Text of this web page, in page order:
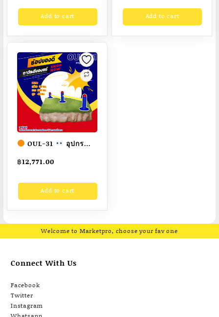
ออกกำลังกายกลางแจ้ง
ขนาด
Fofansendai
ทำสี
สวย
สั่งทำ 7-15 วัน
Add to cart
ผู้ใหญ่
ขนาด
60x160x100cm.
Add to cart
OUL-31
อุปกรณ์
กำลังกายกลางแจ้ง
30x200x40cm.
฿12,771.00
Add to cart
Welcome to Marketpro, choose your fav one
Connect With Us
Facebook
Twitter
Instagram